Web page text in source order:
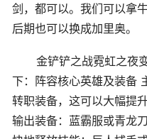
剑，都可以。我们可以拿
后期也可以换成加里奥。
金铲铲之战霓虹之夜
下：阵容核心英雄及装备
转职装备，这可以大幅提
输出装备：蓝霸服或青龙